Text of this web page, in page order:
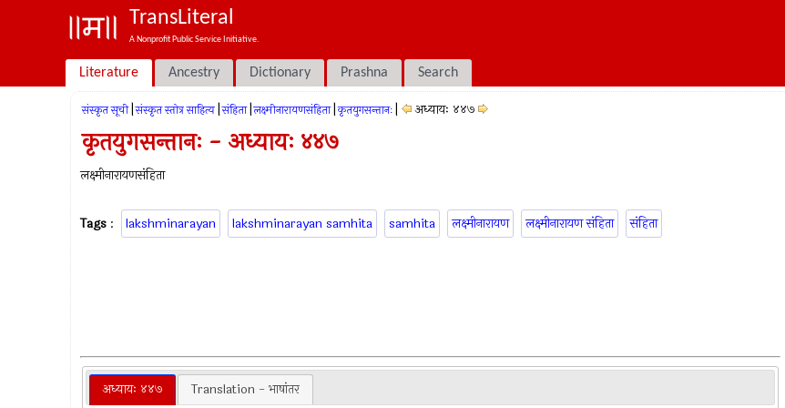
TransLiteral
A Nonprofit Public Service Initiative.
Literature Ancestry Dictionary Prashna Search
संस्कृत सूची संस्कृत स्तोत्र साहित्य संहिता लक्ष्मीनारायणसंहिता कृतयुगसन्तानः अध्यायः ४४७
कृतयुगसन्तानः - अध्यायः ४४७
लक्ष्मीनारायणसंहिता
Tags : lakshminarayan lakshminarayan samhita samhita लक्ष्मीनारायण लक्ष्मीनारायण संहिता संहिता
अध्यायः ४४७ Translation - भाषांतर